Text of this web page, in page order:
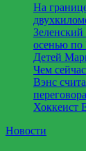
На
осенью по
Детей
Чем
Вэнс
Хоккеист
Новости